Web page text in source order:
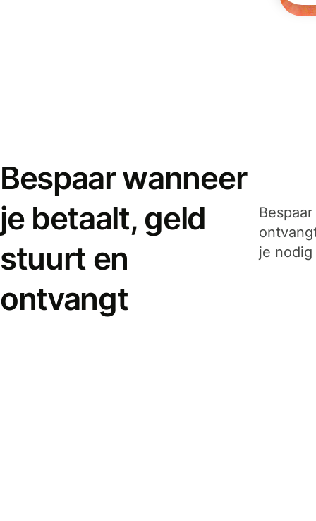
Bespaar wanneer
je betaalt, geld
stuurt en
ontvangt
je